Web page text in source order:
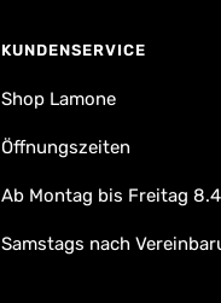
KUNDENSERVICE
Shop Lamone
Öffnungszeiten
Ab Montag bis Freitag
Samstags nach